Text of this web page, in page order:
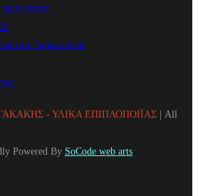
προστασίας
παραγγελιών
- ΥΛΙΚΑ ΕΠΙΠΛΟΠΟΙΪΑΣ | All
Powered By SoCode web arts